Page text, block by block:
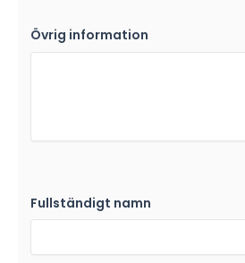
Övrig information
Fullständigt namn